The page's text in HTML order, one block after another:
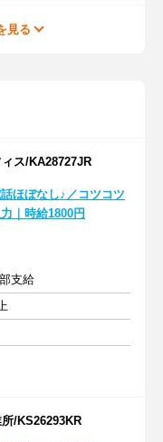
見る
ス/KA28727JR
ほぼなし♪／コツコツ
｜時給1800円
支給
/KS26293KR